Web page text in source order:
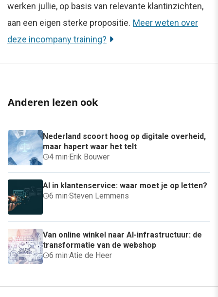
werken jullie, op basis van relevante klantinzichten,
aan een eigen sterke propositie. Meer weten over
deze incompany training?
Anderen lezen ook
Nederland scoort hoog op digitale overheid,
maar hapert waar het telt
4 min·Erik Bouwer
AI in klantenservice: waar moet je op letten?
6 min·Steven Lemmens
Van online winkel naar AI-infrastructuur: de
transformatie van de webshop
6 min·Atie de Heer